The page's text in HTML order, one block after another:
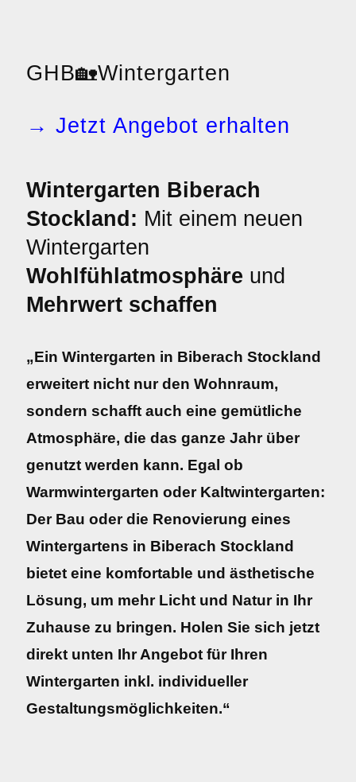
GHB🏡Wintergarten
→ Jetzt Angebot erhalten
Wintergarten Biberach
Stockland: Mit einem neuen
Wintergarten
Wohlfühlatmosphäre und
Mehrwert schaffen
„Ein Wintergarten in Biberach Stockland
erweitert nicht nur den Wohnraum,
sondern schafft auch eine gemütliche
Atmosphäre, die das ganze Jahr über
genutzt werden kann. Egal ob
Warmwintergarten oder Kaltwintergarten:
Der Bau oder die Renovierung eines
Wintergartens in Biberach Stockland
bietet eine komfortable und ästhetische
Lösung, um mehr Licht und Natur in Ihr
Zuhause zu bringen. Holen Sie sich jetzt
direkt unten Ihr Angebot für Ihren
Wintergarten inkl. individueller
Gestaltungsmöglichkeiten.“